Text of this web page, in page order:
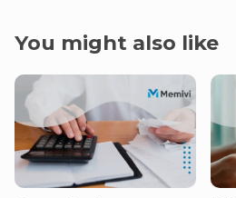
You might also like